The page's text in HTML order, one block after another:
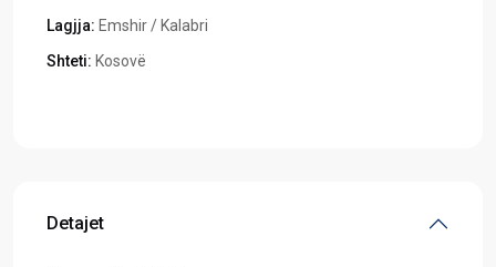
Lagjja: Emshir / Kalabri
Shteti: Kosovë
Detajet